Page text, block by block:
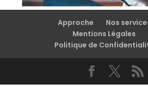
Approche
Nos
Mentions Légales
Politique de